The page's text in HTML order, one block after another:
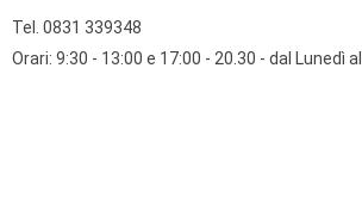
Tel. 0831 339348
Orari: 9:30 - 13:00 e 17:00 - 20.30 - dal Lunedì